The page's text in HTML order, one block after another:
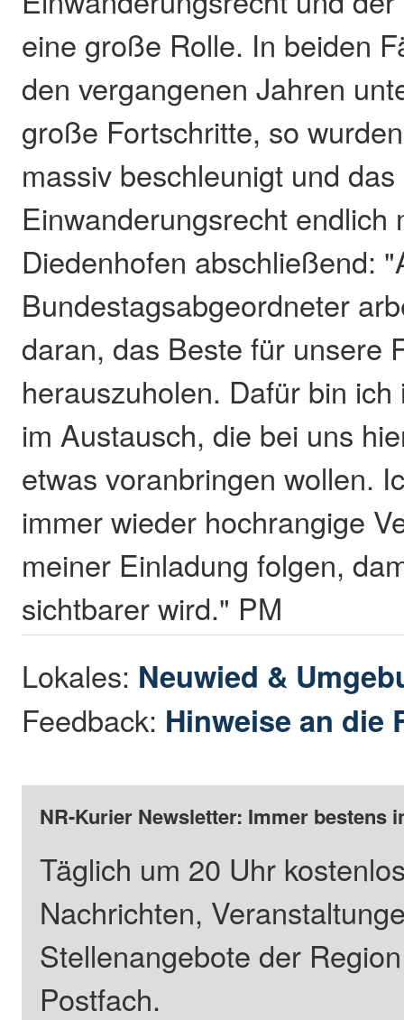
eine große Rolle. In beiden
den vergangenen Jahren
große Fortschritte, so
massiv beschleunigt und das
Einwanderungsrecht endlich
Diedenhofen abschließend:
Bundestagsabgeordneter
daran, das Beste für unsere
herauszuholen. Dafür bin
im Austausch, die bei uns
etwas voranbringen wollen.
immer wieder hochrangige
meiner Einladung folgen,
sichtbarer wird." PM
Lokales: Neuwied &
Feedback: Hinweise an die
NR-Kurier Newsletter: Immer bestens
Täglich um 20 Uhr
Nachrichten,
Stellenangebote der
Postfach.